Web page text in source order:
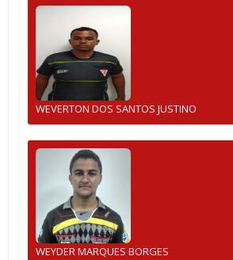
WEVERTON DOS SANTOS JUSTINO
WEYDER MARQUES BORGES